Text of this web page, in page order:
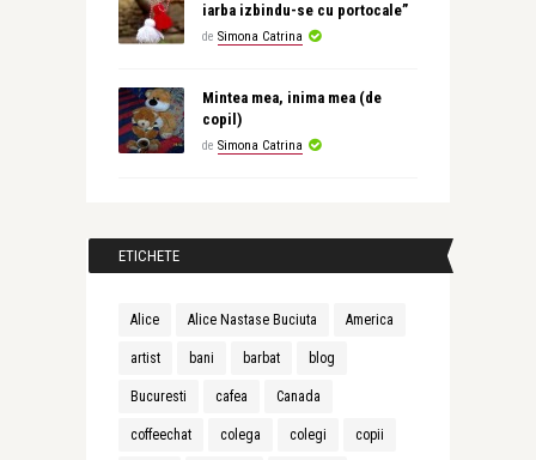
iarba izbindu-se cu portocale”
de Simona Catrina
Mintea mea, inima mea (de
copil)
de Simona Catrina
ETICHETE
Alice Alice Nastase Buciuta America
artist bani barbat blog
Bucuresti cafea Canada
coffeechat colega colegi copii